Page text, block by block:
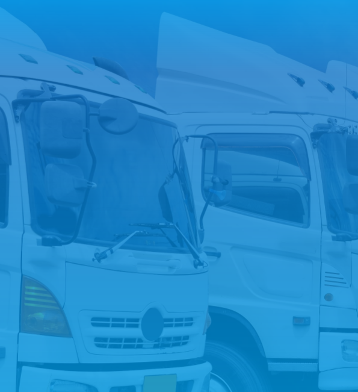
tel.050-1882-9867